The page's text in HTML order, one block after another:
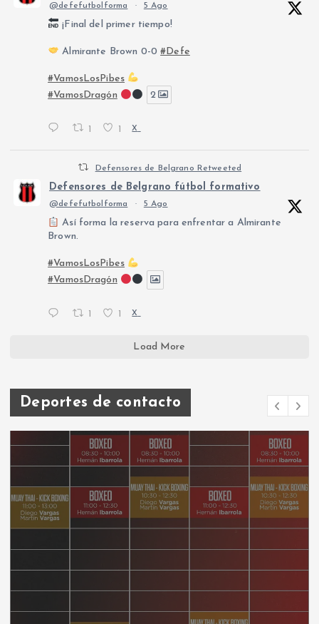
@defefutbolforma · 5 Ago
¡Final del primer tiempo!
Almirante Brown 0-0#Defe
#VamosLosPibes
#VamosDragón
2
1 1 X
Defensores de Belgrano Retweeted
Defensores de Belgrano fútbol formativo
@defefutbolforma · 5 Ago
Así forma la reserva para enfrentar a Almirante
Brown.
#VamosLosPibes
#VamosDragón
1 1 X
Load More
Deportes de contacto